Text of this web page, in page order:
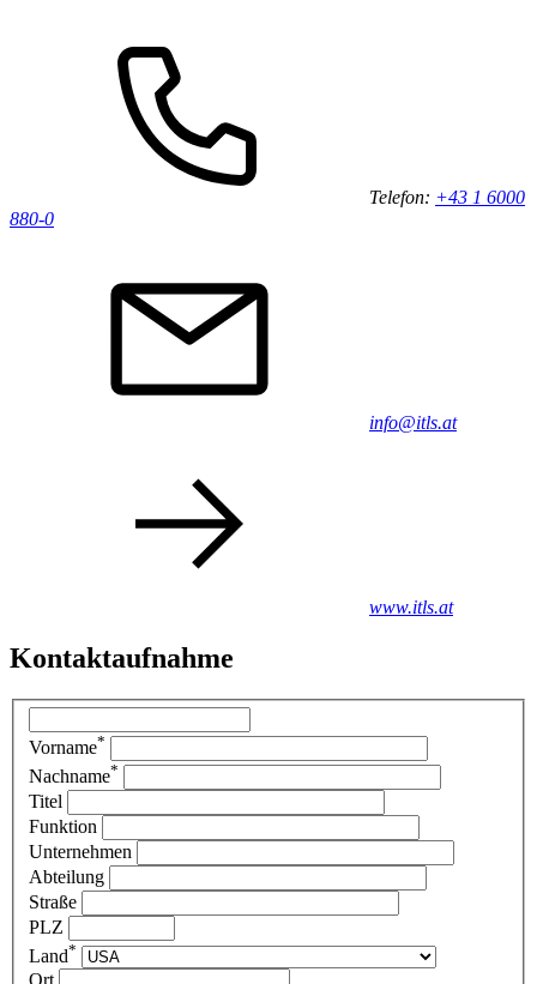
Telefon: +43 1 6000
880-0
info@itls.at
www.itls.at
Kontaktaufnahme
Vorname*
Nachname*
Titel
Funktion
Unternehmen
Abteilung
Straße
PLZ
Land*